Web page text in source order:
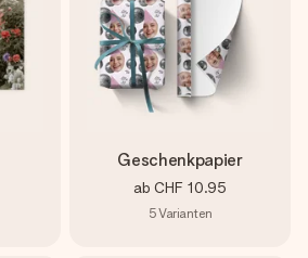
Geschenkpapier
ab CHF 10.95
5Varianten